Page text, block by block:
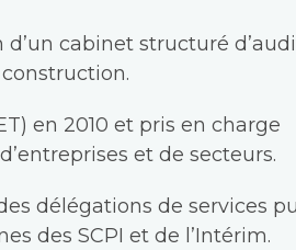
cabinet structuré
en 2010 et pris en charge
et de secteurs.
délégations de services p
des SCPI et de l’Intérim.